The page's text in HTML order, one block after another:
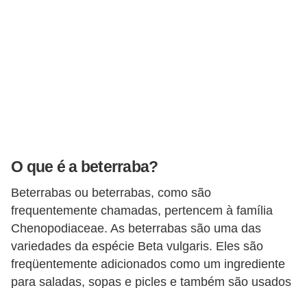
O que é a beterraba?
Beterrabas ou beterrabas, como são
frequentemente chamadas, pertencem à família
Chenopodiaceae. As beterrabas são uma das
variedades da espécie Beta vulgaris. Eles são
freqüentemente adicionados como um ingrediente
para saladas, sopas e picles e também são usados ​​
a
i
s
E
s
t